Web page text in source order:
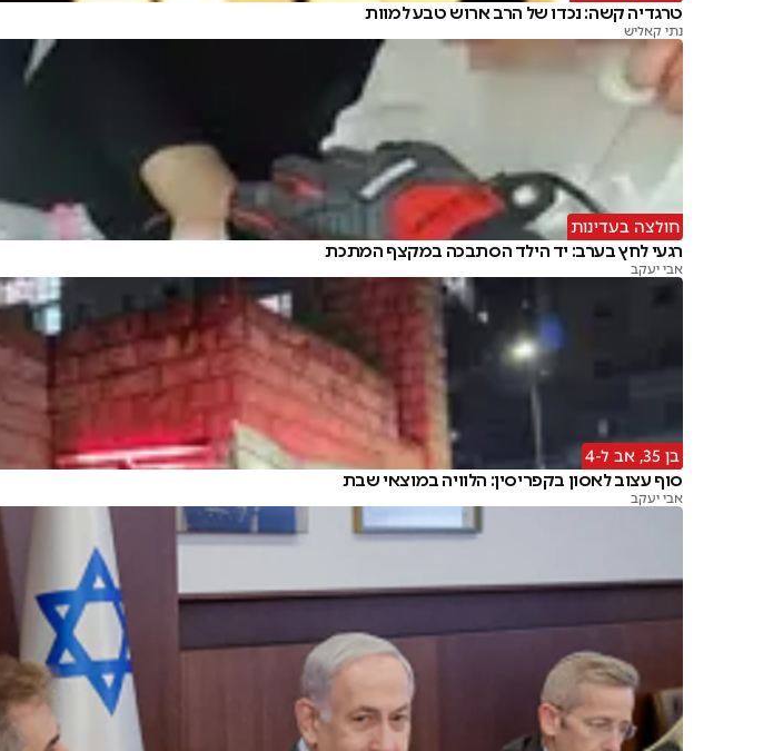
טרגדיה קשה: נכדו של הרב ארוש טבע למוות
נתי קאליש
חולצה בעדינות
רגעי לחץ בערב: יד הילד הסתבכה במקצף המתכת
אבי יעקב
בן 35, אב ל-4
סוף עצוב לאסון בקפריסין: הלוויה במוצאי שבת
אבי יעקב